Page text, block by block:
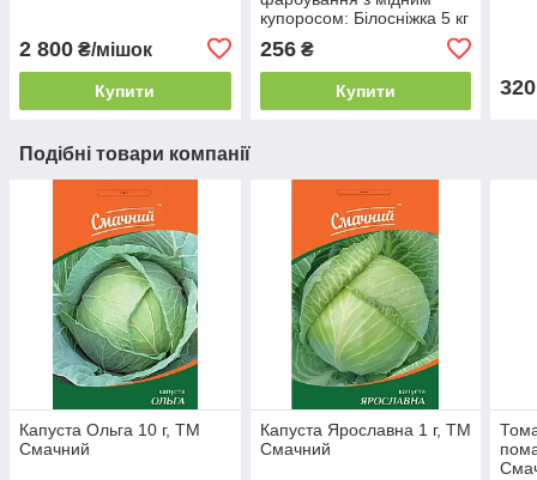
2 800 ₴/мішок
Купити
купоросом: Білосніжка 5 кг
256₴
Купити 320
Подібні товари компанії
Капуста Ольга 10 г, ТМ
Смачний
Капуста Ярославна 1 г, ТМ
Смачний